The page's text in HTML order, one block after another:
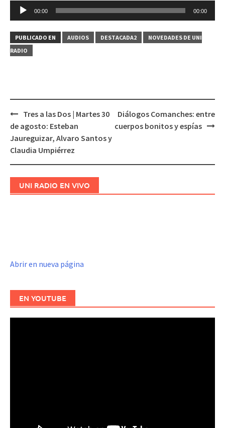
Reproductor
audio
00:00 00:00
PUBLICADO EN AUDIOS DESTACADA2
NOVEDADES DE UNI
RADIO
Navegación
de
entradas
Tres a las Dos | Martes 30
de agosto: Esteban
Jaureguizar, Alvaro Santos y
Claudia Umpiérrez
Diálogos Comanches: entre
cuerpos bonitos y espías
UNI RADIO EN VIVO
Abrir en nueva página
EN YOUTUBE